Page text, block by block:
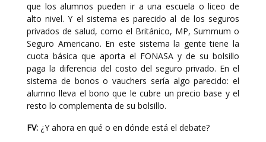
que los alumnos pueden ir a una escuela o liceo de
alto nivel. Y el sistema es parecido al de los seguros
privados de salud, como el Británico, MP, Summum o
Seguro Americano. En este sistema la gente tiene la
cuota básica que aporta el FONASA y de su bolsillo
paga la diferencia del costo del seguro privado. En el
sistema de bonos o vauchers sería algo parecido: el
alumno lleva el bono que le cubre un precio base y el
resto lo complementa de su bolsillo.
FV: ¿Y ahora en qué o en dónde está el debate?